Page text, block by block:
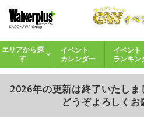
エリアから探
す
イベント
カレンダー
イベント
ランキン
2026年の更新は終了いたし
どうぞよろしくお